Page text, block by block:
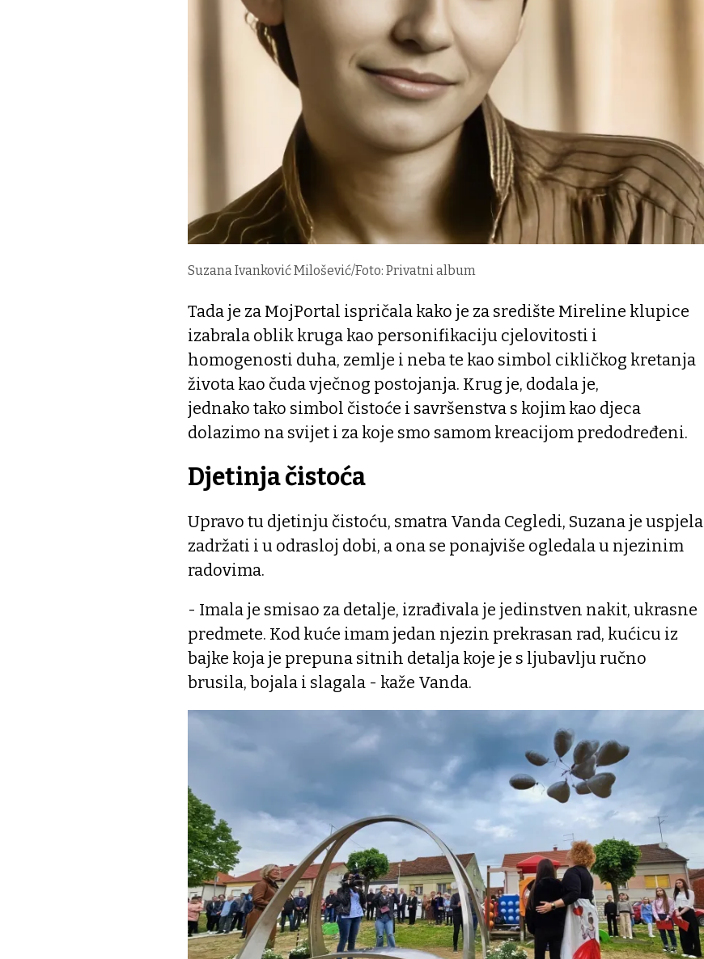
Suzana Ivanković Milošević/Foto: Privatni album
Tada je za MojPortal ispričala kako je za središte Mireline klupice
izabrala oblik kruga kao personifikaciju cjelovitosti i
homogenosti duha, zemlje i neba te kao simbol cikličkog kretanja
života kao čuda vječnog postojanja. Krug je, dodala je,
jednako tako simbol čistoće i savršenstva s kojim kao djeca
dolazimo na svijet i za koje smo samom kreacijom predodređeni.
Djetinja čistoća
Upravo tu djetinju čistoću, smatra Vanda Cegledi, Suzana je uspjela
zadržati i u odrasloj dobi, a ona se ponajviše ogledala u njezinim
radovima.
- Imala je smisao za detalje, izrađivala je jedinstven nakit, ukrasne
predmete. Kod kuće imam jedan njezin prekrasan rad, kućicu iz
bajke koja je prepuna sitnih detalja koje je s ljubavlju ručno
brusila, bojala i slagala - kaže Vanda.